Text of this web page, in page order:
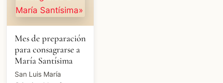
Mes de preparación
para consagrarse a
María Santísima
San Luis María